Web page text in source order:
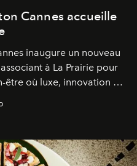
Cannes accueille
inaugure un nouveau
à La Prairie pour
être où luxe, innovation et